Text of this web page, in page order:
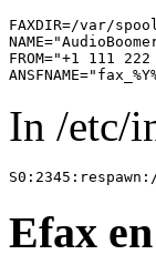
FAXDIR=/var/
FROM="+1 111
In /etc/
Efax